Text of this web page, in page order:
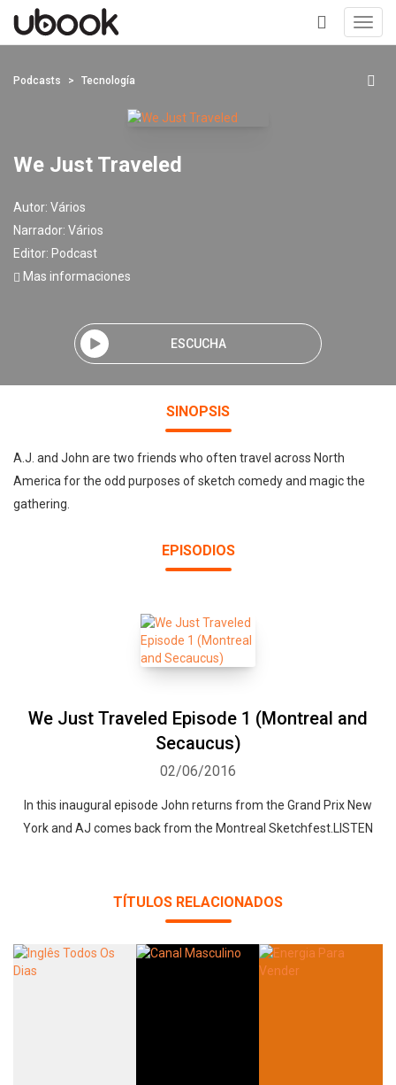
+
Podcasts Tecnología
We Just Traveled
Autor: Vários
Narrador: Vários
Editor: Podcast
Mas informaciones
ESCUCHA
SINOPSIS
A.J. and John are two friends who often travel across North
America for the odd purposes of sketch comedy and magic the
gathering.
EPISODIOS
We Just Traveled Episode 1 (Montreal and
Secaucus)
02/06/2016
In this inaugural episode John returns from the Grand Prix New
York and AJ comes back from the Montreal Sketchfest.LISTEN
TÍTULOS RELACIONADOS